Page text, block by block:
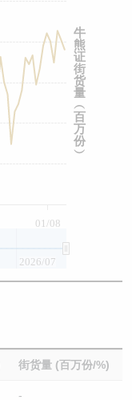
01/08
2026/07
牛
熊
证
街
货
量
︵
百
万
份
︶
街货量 (百万份/%)
-